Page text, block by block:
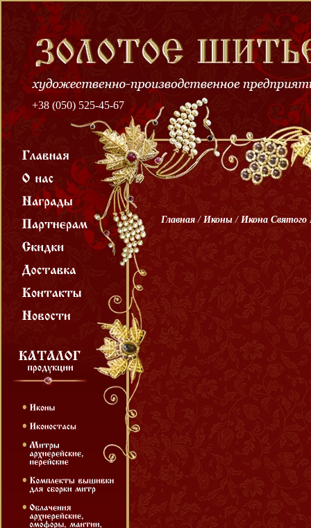
+38 (050) 525-45-67
Главная / Иконы / Икона Святого